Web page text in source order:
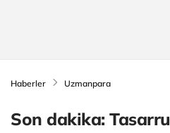
Haberler Uzmanpara
Son dakika: